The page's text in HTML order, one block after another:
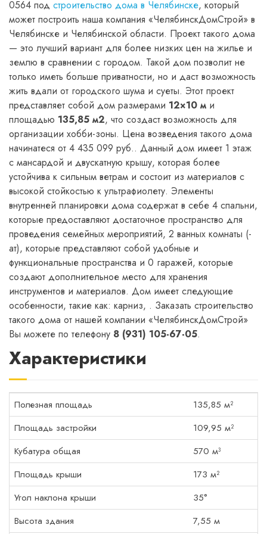
0564 под строительство дома в Челябинске, который
может построить наша компания «ЧелябинскДомСтрой» в
Челябинске и Челябинской области. Проект такого дома
— это лучший вариант для более низких цен на жилье и
землю в сравнении с городом. Такой дом позволит не
только иметь больше приватности, но и даст возможность
жить вдали от городского шума и суеты. Этот проект
представляет собой дом размерами 12×10 м и
площадью 135,85 м2, что создаст возможность для
организации хобби-зоны. Цена возведения такого дома
начинатеся от 4 435 099 руб.. Данный дом имеет 1 этаж
с мансардой и двускатную крышу, которая более
устойчива к сильным ветрам и состоит из материалов с
высокой стойкостью к ультрафиолету. Элементы
внутренней планировки дома содержат в себе 4 спальни,
которые предоставляют достаточное пространство для
проведения семейных мероприятий, 2 ванных комнаты (-
ат), которые представляют собой удобные и
функциональные пространства и 0 гаражей, которые
создают дополнительное место для хранения
инструментов и материалов. Дом имеет следующие
особенности, такие как: карниз, . Заказать строительство
такого дома от нашей компании «ЧелябинскДомСтрой»
Вы можете по телефону 8 (931) 105-67-05.
Характеристики
Полезная площадь
135,85 м²
Площадь застройки
109,95 м²
Кубатура общая
570 м³
Площадь крыши
173 м²
Угол наклона крыши
35°
Высота здания
7,55 м